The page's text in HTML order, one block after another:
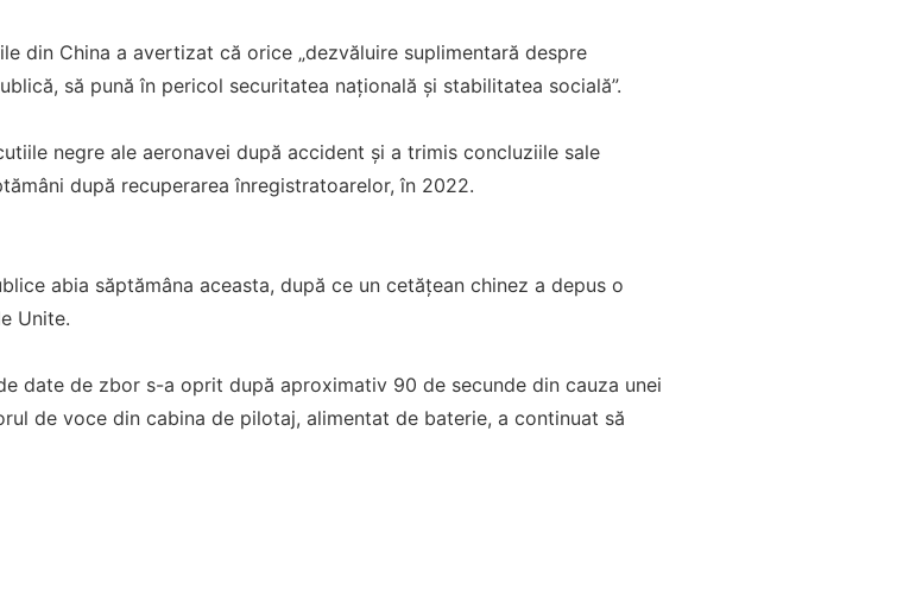
din China a avertizat că orice „dezvăluire suplimentară despre
să pună în pericol securitatea națională și stabilitatea socială”.
negre ale aeronavei după accident și a trimis concluziile sale
după recuperarea înregistratoarelor, în 2022.
abia săptămâna aceasta, după ce un cetățean chinez a depus o
Unite.
date de zbor s-a oprit după aproximativ 90 de secunde din cauza unei
de voce din cabina de pilotaj, alimentat de baterie, a continuat să